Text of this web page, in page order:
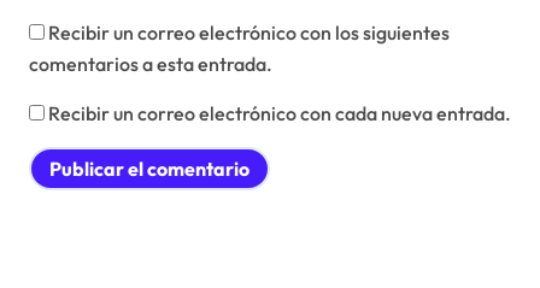
Recibir un correo electrónico con los siguientes
comentarios a esta entrada.
Recibir un correo electrónico con cada nueva entrada.